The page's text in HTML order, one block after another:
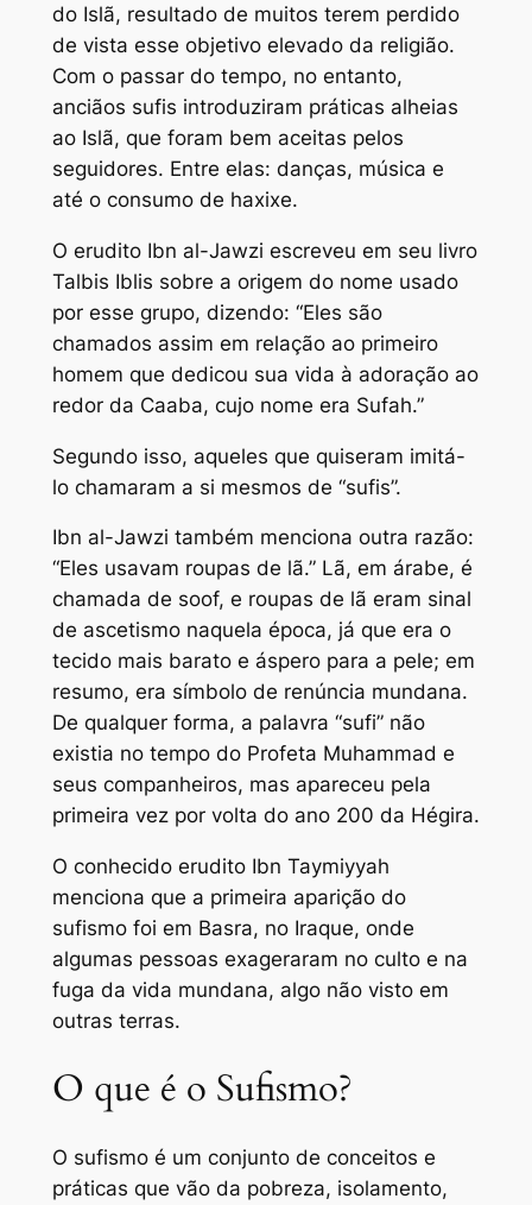
do Islã, resultado de muitos terem perdido
de vista esse objetivo elevado da religião.
Com o passar do tempo, no entanto,
anciãos sufis introduziram práticas alheias
ao Islã, que foram bem aceitas pelos
seguidores. Entre elas: danças, música e
até o consumo de haxixe.
O erudito Ibn al-Jawzi escreveu em seu livro
Talbis Iblis sobre a origem do nome usado
por esse grupo, dizendo: “Eles são
chamados assim em relação ao primeiro
homem que dedicou sua vida à adoração ao
redor da Caaba, cujo nome era Sufah.”
Segundo isso, aqueles que quiseram imitá-
lo chamaram a si mesmos de “sufis”.
Ibn al-Jawzi também menciona outra razão:
“Eles usavam roupas de lã.” Lã, em árabe, é
chamada de soof, e roupas de lã eram sinal
de ascetismo naquela época, já que era o
tecido mais barato e áspero para a pele; em
resumo, era símbolo de renúncia mundana.
De qualquer forma, a palavra “sufi” não
existia no tempo do Profeta Muhammad e
seus companheiros, mas apareceu pela
primeira vez por volta do ano 200 da Hégira.
O conhecido erudito Ibn Taymiyyah
menciona que a primeira aparição do
sufismo foi em Basra, no Iraque, onde
algumas pessoas exageraram no culto e na
fuga da vida mundana, algo não visto em
outras terras.
O que é o Sufismo?
O sufismo é um conjunto de conceitos e
práticas que vão da pobreza, isolamento,